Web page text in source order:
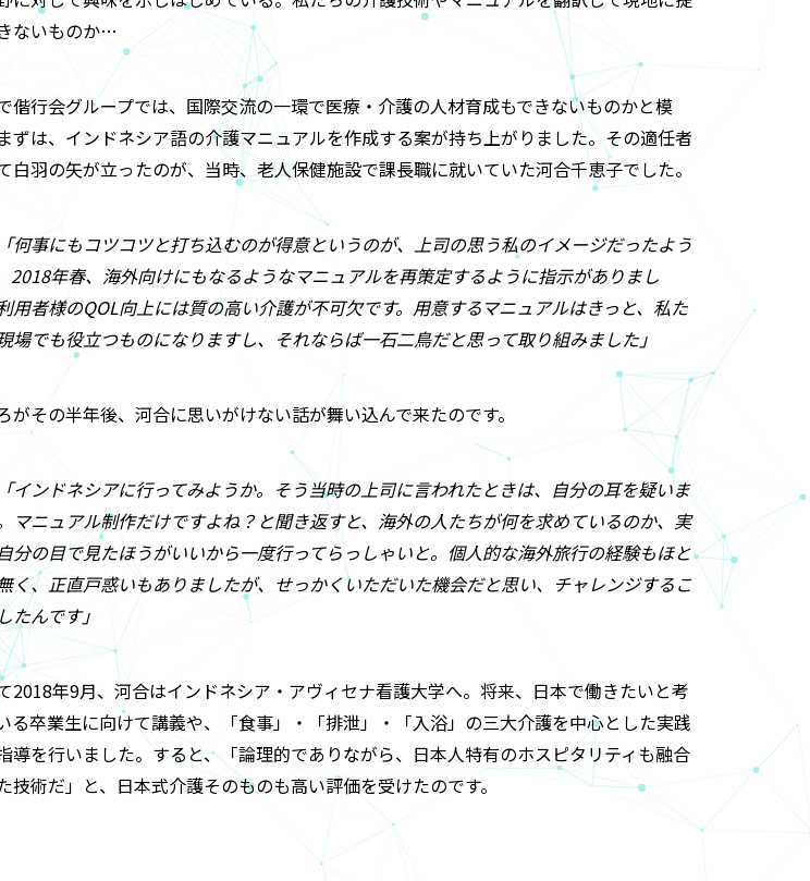
ないものか…
偕行会グループでは、国際交流の一環で医療・介護の人材育成もできないものかと模
ずは、インドネシア語の介護マニュアルを作成する案が持ち上がりました。その適任者
白羽の矢が立ったのが、当時、老人保健施設で課長職に就いていた河合千恵子でした。
何事にもコツコツと打ち込むのが得意というのが、上司の思う私のイメージだったよう
2018年春、海外向けにもなるようなマニュアルを再策定するように指示がありまし
用者様のQOL向上には質の高い介護が不可欠です。用意するマニュアルはきっと、私た
場でも役立つものになりますし、それならば一石二鳥だと思って取り組みました」
がその半年後、河合に思いがけない話が舞い込んで来たのです。
インドネシアに行ってみようか。そう当時の上司に言われたときは、自分の耳を疑いま
マニュアル制作だけですよね？と聞き返すと、海外の人たちが何を求めているのか、実
分の目で見たほうがいいから一度行ってらっしゃいと。個人的な海外旅行の経験もほと
く、正直戸惑いもありましたが、せっかくいただいた機会だと思い、チャレンジするこ
たんです」
2018年9月、河合はインドネシア・アヴィセナ看護大学へ。将来、日本で働きたいと考
る卒業生に向けて講義や、「食事」・「排泄」・「入浴」の三大介護を中心とした実践
導を行いました。すると、「論理的でありながら、日本人特有のホスピタリティも融合
技術だ」と、日本式介護そのものも高い評価を受けたのです。